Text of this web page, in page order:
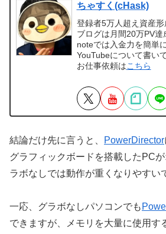
ちゃすく(cHask)
登録者5万人超え資産形
ブログは月間20万PV達
noteでは入金力を簡単
YouTubeについて書いて
お仕事依頼はこちら
結論だけ先に言うと、 PowerDirector
グラフィックボードを搭載したPC
ラボなしでは動作が重くなりやすい
一応、グラボなしパソコンでも
できますが、メモリを大量に使用す